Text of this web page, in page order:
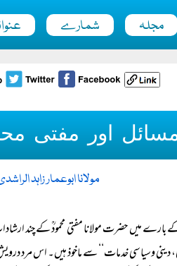
مجلہ شمارے
اور مفتی
مولانا ابوعمار زاہد
حضرت مولانا مفتی محمودؒ کے چند ارشادات
دینی وسیاسی خدمات‘‘ سے ماخوذ ہیں۔ اس